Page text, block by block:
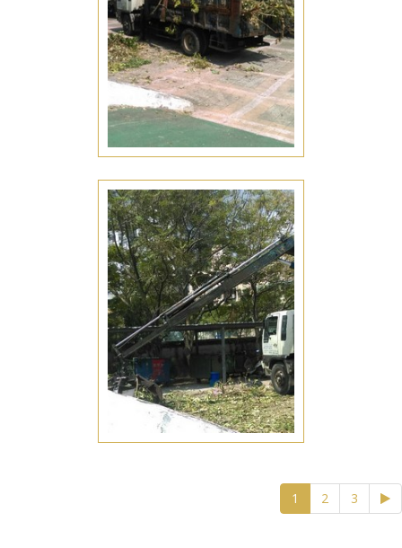
綠化工程
七股綠化工程推薦
園藝整理
七股園藝整理推薦
1 (current)
2 3